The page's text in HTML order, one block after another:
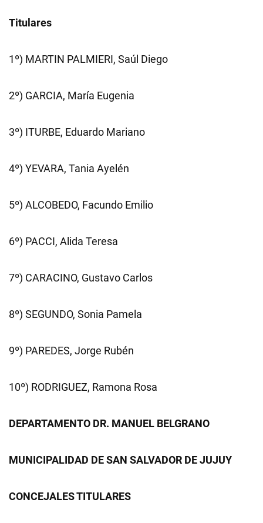
Titulares
1º) MARTIN PALMIERI, Saúl Diego
2º) GARCIA, María Eugenia
3º) ITURBE, Eduardo Mariano
4º) YEVARA, Tania Ayelén
5º) ALCOBEDO, Facundo Emilio
6º) PACCI, Alida Teresa
7º) CARACINO, Gustavo Carlos
8º) SEGUNDO, Sonia Pamela
9º) PAREDES, Jorge Rubén
10º) RODRIGUEZ, Ramona Rosa
DEPARTAMENTO DR. MANUEL BELGRANO
MUNICIPALIDAD DE SAN SALVADOR DE JUJUY
CONCEJALES TITULARES